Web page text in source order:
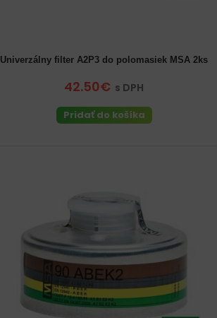
Univerzálny filter A2P3 do polomasiek MSA 2ks
42.50€ s DPH
Pridať do košíka